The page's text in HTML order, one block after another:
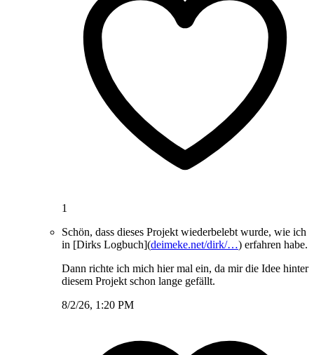
1
Schön, dass dieses Projekt wiederbelebt wurde, wie ich
in [Dirks Logbuch](deimeke.net/dirk/…) erfahren habe.
Dann richte ich mich hier mal ein, da mir die Idee hinter
diesem Projekt schon lange gefällt.
8/2/26, 1:20 PM